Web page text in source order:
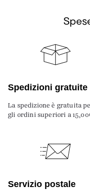
Spedizioni gratuite
La spedizione è gratuita
gli ordini superiori a
Servizio postale